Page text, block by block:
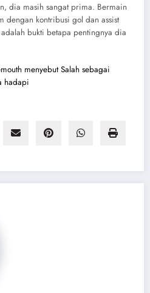
dia masih sangat prima. Bermain
dengan kontribusi gol dan assist
bukti betapa pentingnya dia
menyebut Salah sebagai
hadapi